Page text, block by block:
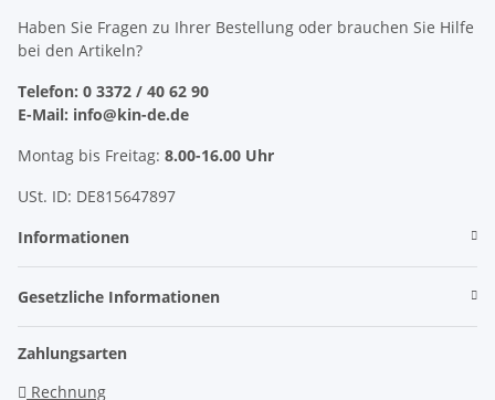
Haben Sie Fragen zu Ihrer Bestellung oder brauchen Sie Hilfe
bei den Artikeln?
Telefon: 0 3372 / 40 62 90
E-Mail: info@kin-de.de
Montag bis Freitag: 8.00-16.00 Uhr
USt. ID: DE815647897
Informationen
Gesetzliche Informationen
Zahlungsarten
Rechnung